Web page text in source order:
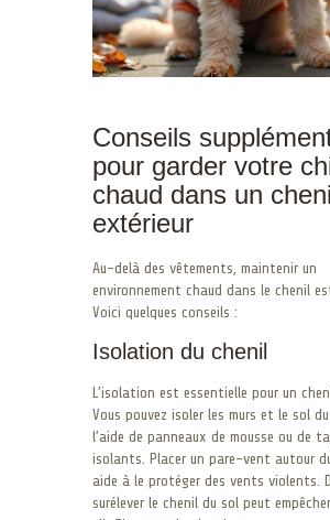
Conseils
pour garder votre
chaud dans un
extérieur
Au-delà des vêtements, maintenir un
environnement chaud dans le chenil
Voici quelques conseils :
Isolation du chenil
L’isolation est essentielle pour un
Vous pouvez isoler les murs et le sol
l’aide de panneaux de mousse ou de
isolants. Placer un pare-vent autour
aide à le protéger des vents violents.
surélever le chenil du sol peut